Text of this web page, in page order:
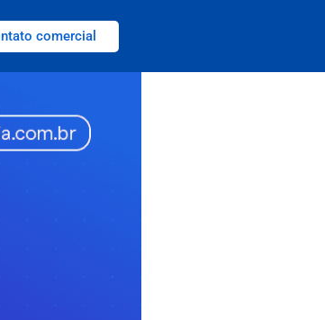
comercial